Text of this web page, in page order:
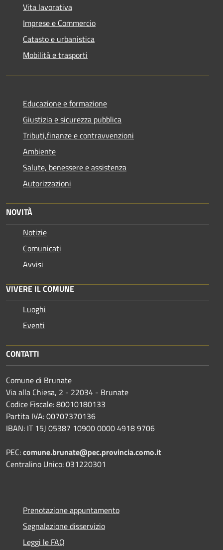
Vita lavorativa
Imprese e Commercio
Catasto e urbanistica
Mobilità e trasporti
Educazione e formazione
Giustizia e sicurezza pubblica
Tributi,finanze e contravvenzioni
Ambiente
Salute, benessere e assistenza
Autorizzazioni
NOVITÀ
Notizie
Comunicati
Avvisi
VIVERE IL COMUNE
Luoghi
Eventi
CONTATTI
Comune di Brunate
Via alla Chiesa, 2 - 22034 - Brunate
Codice Fiscale: 80010180133
Partita IVA: 00707370136
IBAN: IT 15J 05387 10900 0000 4918 9706
PEC:comune.brunate@pec.provincia.como.it
Centralino Unico: 031220301
Prenotazione appuntamento
Segnalazione disservizio
Leggi le FAQ